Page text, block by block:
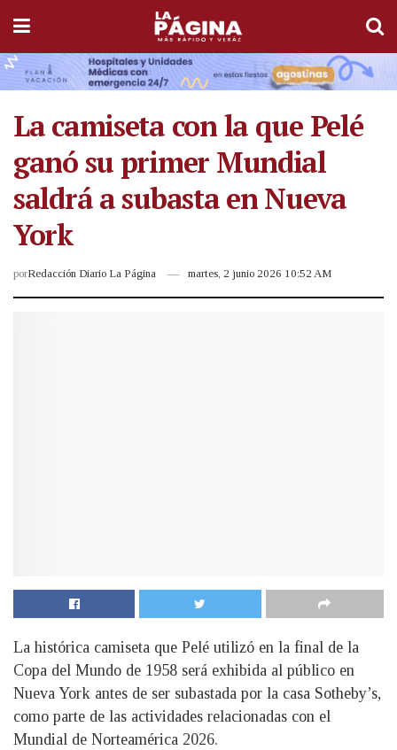
La camiseta con la que Pelé
ganó su primer Mundial
saldrá a subasta en Nueva
York
porRedacción Diario La Página martes, 2 junio 2026 10:52 AM
La histórica camiseta que Pelé utilizó en la final de la
Copa del Mundo de 1958 será exhibida al público en
Nueva York antes de ser subastada por la casa Sotheby’s,
como parte de las actividades relacionadas con el
Mundial de Norteamérica 2026.